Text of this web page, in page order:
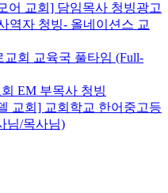
어 교회] 담임목사 청빙광고
역자 청빙- 올네이션스 교
회 교육국 풀타임 (Full-
EM 부목사 청빙
교회] 교회학교 한어중고등
님/목사님)